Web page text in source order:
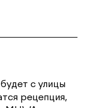
с улицы
рецепция,